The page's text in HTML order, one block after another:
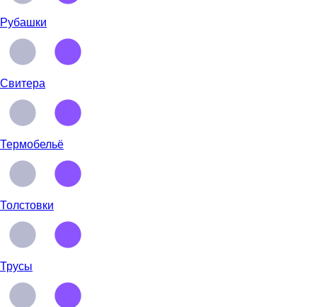
Рубашки
Свитера
Термобельё
Толстовки
Трусы